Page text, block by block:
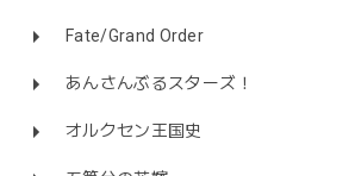
Fate/Grand Order
あんさんぶるスターズ！
オルクセン王国史